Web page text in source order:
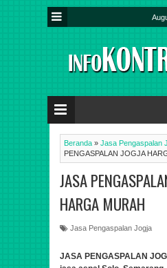
Beranda » Jasa Pengaspalan
PENGASPALAN JOGJA
JASA
HARGA MURAH
Jasa Pengaspalan Jogja
JASA PENGASPALAN